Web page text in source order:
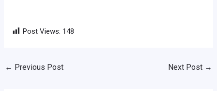
Post Views: 148
← Previous Post Next Post →